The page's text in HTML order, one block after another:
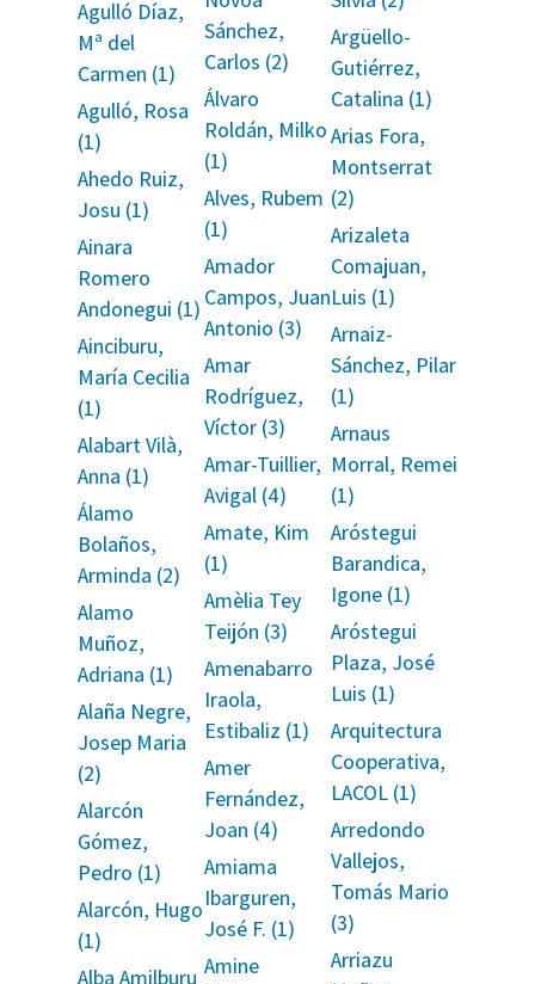
Agulló Díaz,
Mª del
Carmen (1)
Agulló, Rosa
(1)
Ahedo Ruiz,
Josu (1)
Ainara
Romero
Andonegui (1)
Ainciburu,
María Cecilia
(1)
Alabart Vilà,
Anna (1)
Álamo
Bolaños,
Arminda (2)
Alamo
Muñoz,
Adriana (1)
Alaña Negre,
Josep Maria
(2)
Alarcón
Gómez,
Pedro (1)
Alarcón, Hugo
(1)
Alba Amilburu
Sánchez,
Carlos (2)
Álvaro
Roldán, Milko
(1)
Alves, Rubem
(1)
Amador
Campos, Juan
Antonio (3)
Amar
Rodríguez,
Víctor (3)
Amar-Tuillier,
Avigal (4)
Amate, Kim
(1)
Amèlia Tey
Teijón (3)
Amenabarro
Iraola,
Estibaliz (1)
Amer
Fernández,
Joan (4)
Amiama
Ibarguren,
José F. (1)
Amine
Argüello-
Gutiérrez,
Catalina (1)
Arias Fora,
Montserrat
(2)
Arizaleta
Comajuan,
Luis (1)
Arnaiz-
Sánchez, Pilar
(1)
Arnaus
Morral, Remei
(1)
Aróstegui
Barandica,
Igone (1)
Aróstegui
Plaza, José
Luis (1)
Arquitectura
Cooperativa,
LACOL (1)
Arredondo
Vallejos,
Tomás Mario
(3)
Arriazu